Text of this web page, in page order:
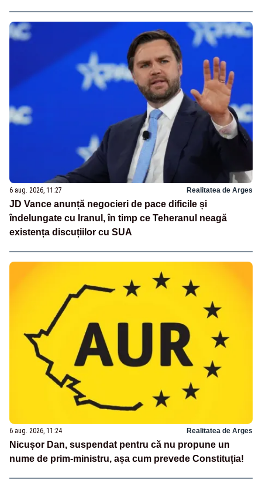
6 aug. 2026, 11:27 Realitatea de Arges
JD Vance anunță negocieri de pace dificile și
îndelungate cu Iranul, în timp ce Teheranul neagă
existența discuțiilor cu SUA
6 aug. 2026, 11:24 Realitatea de Arges
Nicușor Dan, suspendat pentru că nu propune un
nume de prim-ministru, așa cum prevede Constituția!